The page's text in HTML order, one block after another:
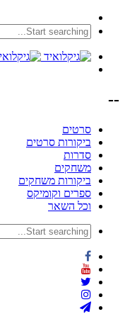
--
סרטים
ביקורות סרטים
סדרות
משחקים
ביקורות משחקים
ספרים וקומיקס
וכל השאר